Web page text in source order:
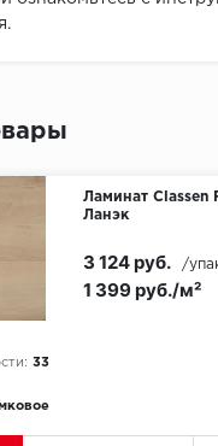
Ламинат Classen
Ланэк
33
1 399 руб./м²
3 124 руб. /